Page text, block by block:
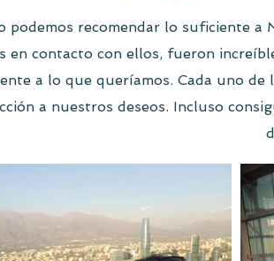
podemos recomendar lo suficiente
en contacto con ellos, fueron
a lo que queríamos. Cada uno
a nuestros deseos. Incluso